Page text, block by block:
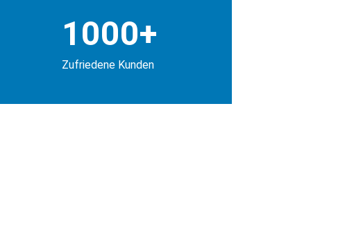
1000+
Zufriedene Kunden